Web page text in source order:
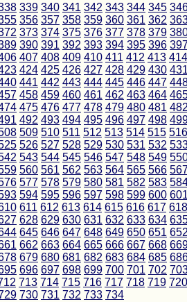
339 340 341 342 343 344 345
356 357 358 359 360 361 362
373 374 375 376 377 378 379
390 391 392 393 394 395 396
407 408 409 410 411 412 413 414
424 425 426 427 428 429 430
441 442 443 444 445 446 447
458 459 460 461 462 463 464
475 476 477 478 479 480 481
492 493 494 495 496 497 498
509 510 511 512 513 514 515 516
526 527 528 529 530 531 532
543 544 545 546 547 548 549
560 561 562 563 564 565 566
577 578 579 580 581 582 583
594 595 596 597 598 599 600
611 612 613 614 615 616 617 618
628 629 630 631 632 633 634
645 646 647 648 649 650 651
662 663 664 665 666 667 668
679 680 681 682 683 684 685
696 697 698 699 700 701 702
713 714 715 716 717 718 719 720
730 731 732 733 734